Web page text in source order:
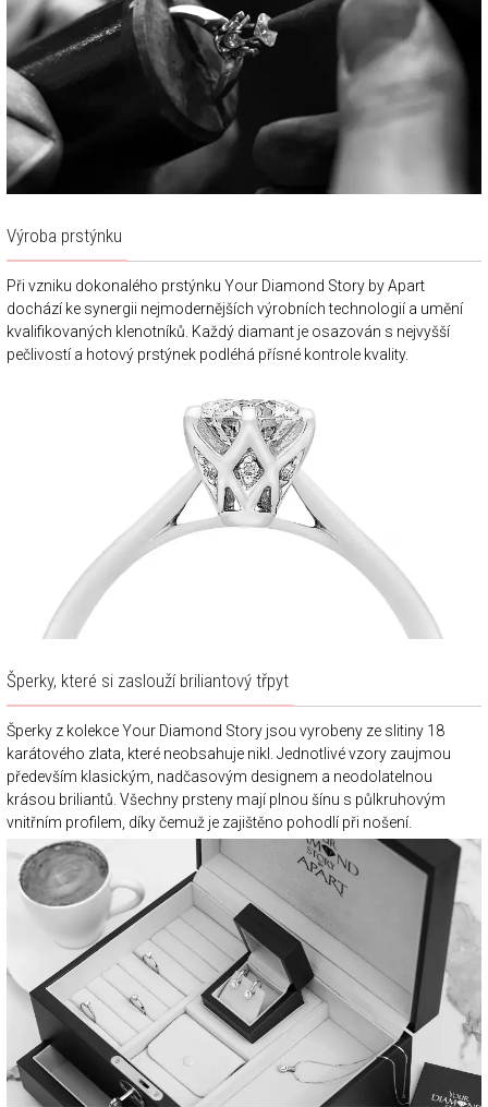
Výroba prstýnku
Při vzniku dokonalého prstýnku Your Diamond Story by Apart
dochází ke synergii nejmodernějších výrobních technologií a umění
kvalifikovaných klenotníků. Každý diamant je osazován s nejvyšší
pečlivostí a hotový prstýnek podléhá přísné kontrole kvality.
Šperky, které si zaslouží briliantový třpyt
Šperky z kolekce Your Diamond Story jsou vyrobeny ze slitiny 18
karátového zlata, které neobsahuje nikl. Jednotlivé vzory zaujmou
především klasickým, nadčasovým designem a neodolatelnou
krásou briliantů. Všechny prsteny mají plnou šínu s půlkruhovým
vnitřním profilem, díky čemuž je zajištěno pohodlí při nošení.